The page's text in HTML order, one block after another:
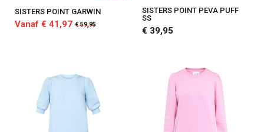
SISTERS POINT GARWIN
Vanaf € 41,97 € 59,95
SISTERS POINT PEVA PUFF
SS
€ 39,95